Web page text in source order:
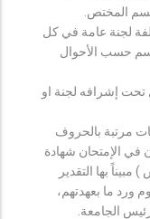
المختص.
لجنة عامة في كل
حسب الأحوال
تحت إشرافه لجنة او
مرتبة بالحروف
في الإمتحان شهادة
بها التقدير
ورد ما بعهدتهم،
الجامعة.